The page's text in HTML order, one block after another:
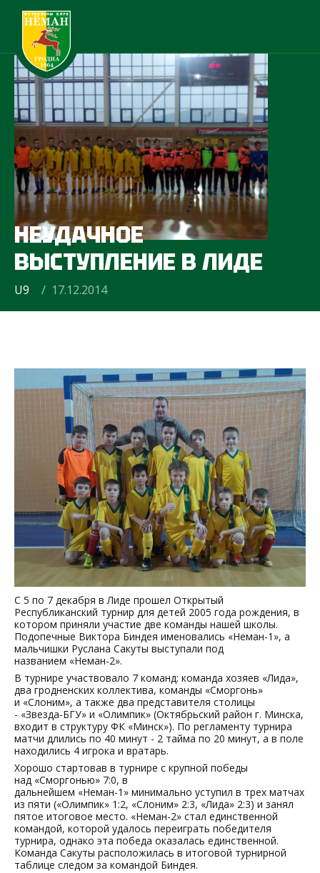
НЕУДАЧНОЕ
ВЫСТУПЛЕНИЕ В ЛИДЕ
U9 / 17.12.2014
С 5 по 7 декабря в Лиде прошел Открытый
Республиканский турнир для детей 2005 года рождения, в
котором приняли участие две команды нашей школы.
Подопечные Виктора Биндея именовались «Неман-1», а
мальчишки Руслана Сакуты выступали под
названием «Неман-2».
В турнире участвовало 7 команд: команда хозяев «Лида»,
два гродненских коллектива, команды «Сморгонь»
и «Слоним», а также два представителя столицы
- «Звезда-БГУ» и «Олимпик» (Октябрьский район г. Минска,
входит в структуру ФК «Минск»). По регламенту турнира
матчи длились по 40 минут - 2 тайма по 20 минут, а в поле
находились 4 игрока и вратарь.
Хорошо стартовав в турнире с крупной победы
над «Сморгонью» 7:0, в
дальнейшем «Неман-1» минимально уступил в трех матчах
из пяти («Олимпик» 1:2, «Слоним» 2:3, «Лида» 2:3) и занял
пятое итоговое место. «Неман-2» стал единственной
командой, которой удалось переиграть победителя
турнира, однако эта победа оказалась единственной.
Команда Сакуты расположилась в итоговой турнирной
таблице следом за командой Биндея.